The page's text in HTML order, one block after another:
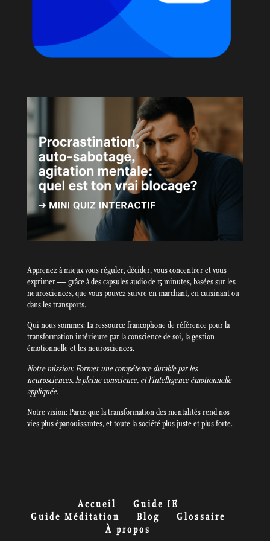
Apprenez à mieux vous réguler, décider, vous concentrer et vous
exprimer — grâce à des capsules audio de 15 minutes, basées sur les
neurosciences, que vous pouvez suivre en marchant, en cuisinant ou
dans les transports.
Qui nous sommes: La ressource francophone de référence pour la
transformation intérieure par la conscience de soi, la gestion
émotionnelle et les neurosciences.
Notre mission: Former une compétence durable par les
neurosciences, la pleine conscience, et l’intelligence émotionnelle
appliquée.
Notre vision: Parce que la transformation des mentalités rend nos
vies plus épanouissantes, et toute la société plus juste et plus forte.
Accueil
Guide IE
Guide Méditation
Blog
Glossaire
À propos